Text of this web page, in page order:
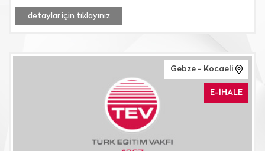
detaylar için tıklayınız
Gebze - Kocaeli
E-İHALE